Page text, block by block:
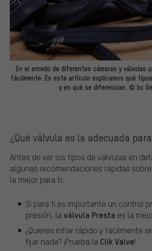
En el enredo de diferentes cámaras y válvulas
fácilmente. En este artículo explicamos qué
y en qué se diferencian. © bc
¿Qué válvula es la adecuada
Antes de ver los tipos de válvulas en
algunas recomendaciones rápidas
la mejor para ti:
Si para ti es importante un control
presión, la válvula Presta es la
¿Quieres inflar rápido y fácilmente
fijar nada? ¡Prueba la Clik Valve!